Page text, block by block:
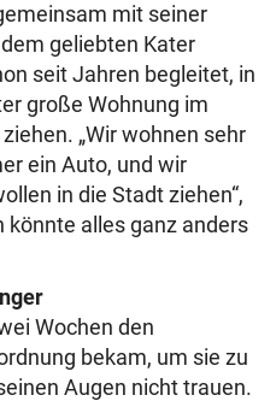
mit seiner
geliebten Kater
seit Jahren begleitet, in
große Wohnung im
„Wir wohnen sehr
ein Auto, und wir
in die Stadt ziehen“,
könnte alles ganz anders
Wochen den
bekam, um sie zu
Augen nicht trauen.